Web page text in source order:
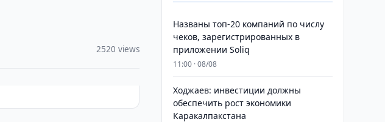
2520 views
Названы топ-20 компаний по числу
чеков, зарегистрированных в
приложении Soliq
11:00 · 08/08
Ходжаев: инвестиции должны
обеспечить рост экономики
Каракалпакстана